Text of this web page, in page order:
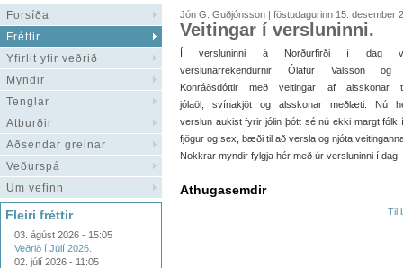
Forsíða
Fréttir
Yfirlit yfir veðrið
Myndir
Tenglar
Atburðir
Aðsendar greinar
Veðurspá
Um vefinn
Fleiri fréttir
03. ágúst 2026 - 15:05
Veðrið í Júlí 2026.
02. júlí 2026 - 11:05
Jón G. Guðjónsson | föstudagurinn 15. desember
Veitingar í versluninni.
Í versluninni á Norðurfirði í dag
verslunarrekendurnir Ólafur Valsson og
Konráðsdóttir með veitingar af alsskonar
jólaöl, svínakjöt og alsskonar meðlæti. Nú
verslun aukist fyrir jólin þótt sé nú ekki margt
fjögur og sex, bæði til að versla og njóta
Nokkrar myndir fylgja hér með úr versluninni í dag.
Athugasemdir
Til